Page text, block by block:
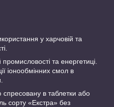
у харчовій та
промисловості та енергетиці.
іонообмінних смол в
в таблетки або
сорту «Екстра» без